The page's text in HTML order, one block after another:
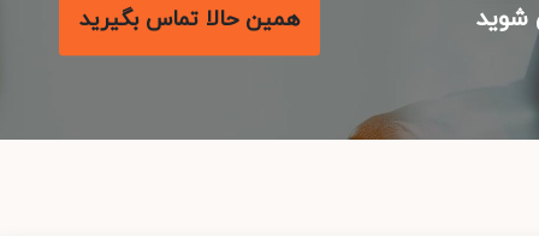
همین حالا تماس بگیرید